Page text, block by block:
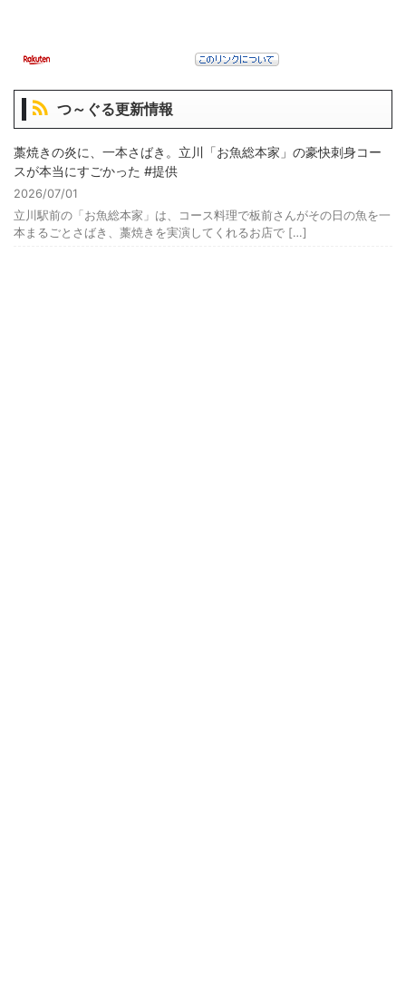
つ～ぐる更新情報
藁焼きの炎に、一本さばき。立川「お魚総本家」の豪快刺身コー
スが本当にすごかった #提供
2026/07/01
立川駅前の「お魚総本家」は、コース料理で板前さんがその日の魚を一
本まるごとさばき、藁焼きを実演してくれるお店で […]